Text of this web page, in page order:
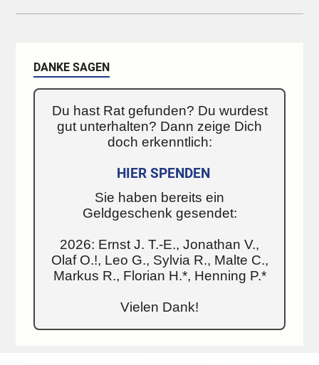
DANKE SAGEN
Du hast Rat gefunden? Du wurdest
gut unterhalten? Dann zeige Dich
doch erkenntlich:
HIER SPENDEN
Sie haben bereits ein
Geldgeschenk gesendet:
2026: Ernst J. T.-E., Jonathan V.,
Olaf O.!, Leo G., Sylvia R., Malte C.,
Markus R., Florian H.*, Henning P.*
Vielen Dank!